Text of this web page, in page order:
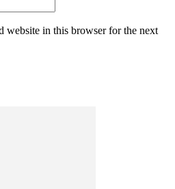
website in this browser for the next